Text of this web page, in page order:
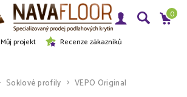
Můj projekt Recenze zákazníků
0
Soklové profily VEPO Original